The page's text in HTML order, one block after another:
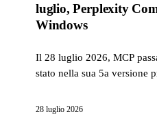
luglio, Perplexity
Windows
Il 28 luglio 2026, MCP
stato nella sua 5a versione
luglio e Perplexity
28 luglio 2026